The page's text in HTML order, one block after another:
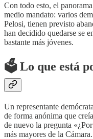
Con todo esto, el
medio mandato: varios
Pelosi, tienen previsto
han decidido quedarse se
bastante más jóvenes.
🗳️ Lo que está
Un representante
de forma anónima que
de nuevo la pregunta
más mayores de la Cámara.